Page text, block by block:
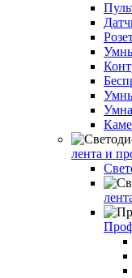
лента и